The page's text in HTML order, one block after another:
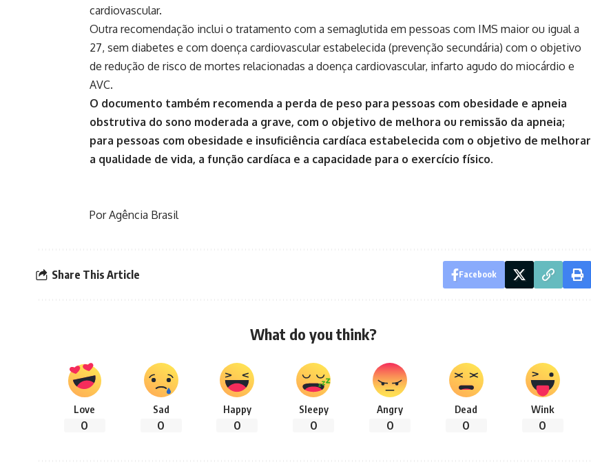
cardiovascular.
Outra recomendação inclui o tratamento com a semaglutida em pessoas com IMS maior ou igual a
27, sem diabetes e com doença cardiovascular estabelecida (prevenção secundária) com o objetivo
de redução de risco de mortes relacionadas a doença cardiovascular, infarto agudo do miocárdio e
AVC.
O documento também recomenda a perda de peso para pessoas com obesidade e apneia
obstrutiva do sono moderada a grave, com o objetivo de melhora ou remissão da apneia;
para pessoas com obesidade e insuficiência cardíaca estabelecida com o objetivo de melhorar
a qualidade de vida, a função cardíaca e a capacidade para o exercício físico.
Por Agência Brasil
Share This Article Facebook
What do you think?
Love
0
Sad
0
Happy
0
Sleepy
0
Angry
0
Dead
0
Wink
0